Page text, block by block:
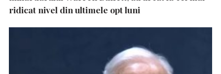
ridicat nivel din ultimele opt luni